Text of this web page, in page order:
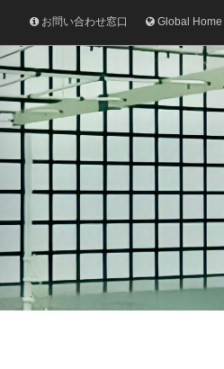
Global Home
お問い合わせ窓口